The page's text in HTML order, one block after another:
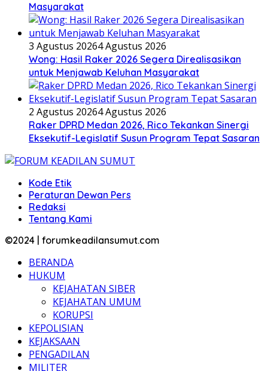
Masyarakat
3 Agustus 20264 Agustus 2026
Wong: Hasil Raker 2026 Segera Direalisasikan
untuk Menjawab Keluhan Masyarakat
2 Agustus 20264 Agustus 2026
Raker DPRD Medan 2026, Rico Tekankan Sinergi
Eksekutif-Legislatif Susun Program Tepat Sasaran
Kode Etik
Peraturan Dewan Pers
Redaksi
Tentang Kami
©2024 | forumkeadilansumut.com
BERANDA
HUKUM
KEJAHATAN SIBER
KEJAHATAN UMUM
KORUPSI
KEPOLISIAN
KEJAKSAAN
PENGADILAN
MILITER